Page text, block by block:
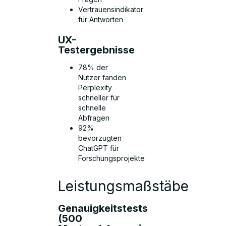
Vertrauensindikator
für Antworten
UX-
Testergebnisse
78% der
Nutzer fanden
Perplexity
schneller für
schnelle
Abfragen
92%
bevorzugten
ChatGPT für
Forschungsprojekte
Leistungsmaßstäbe
Genauigkeitstests
(500